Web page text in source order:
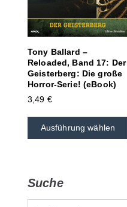
Tony Ballard –
Reloaded, Band 17: Der
Geisterberg: Die große
Horror-Serie! (eBook)
3,49 €
Ausführung wählen
Suche